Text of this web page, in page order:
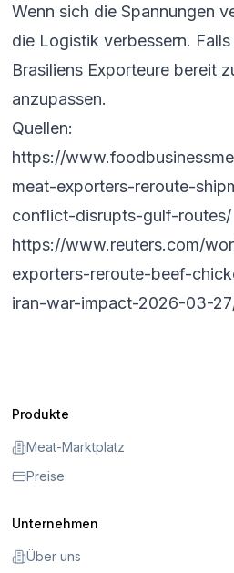
Wenn sich die Spannungen
die Logistik verbessern.
Brasiliens Exporteure bereit
anzupassen.
Quellen:
https://
meat-exporters-reroute-
conflict-disrupts-gulf-routes/
https://www.reuters.com/
exporters-reroute-beef-
iran-war-impact-2026-03-
Produkte
Meat-Marktplatz
Preise
Unternehmen
Über uns